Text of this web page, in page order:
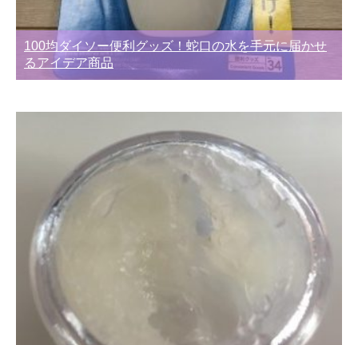
100均ダイソー便利グッズ！蛇口の水を手元に届かせ
るアイデア商品